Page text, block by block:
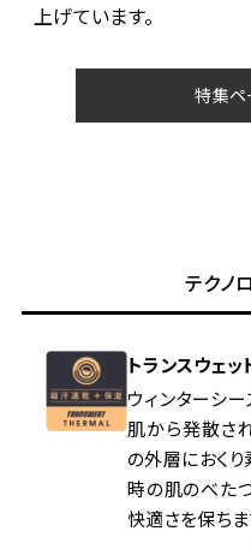
上げています。
特集ペ
テクノ
トランスウェ
ウィンターシ
肌から発散さ
の外層におくり
時の肌のべた
快適さを保ちま